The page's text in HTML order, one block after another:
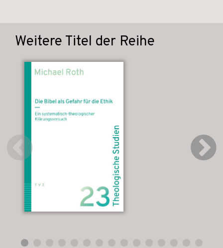
Weitere Titel der Reihe